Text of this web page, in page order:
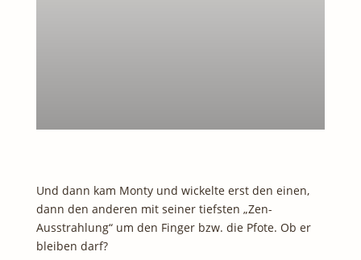
Und dann kam Monty und wickelte erst den einen,
dann den anderen mit seiner tiefsten „Zen-
Ausstrahlung“ um den Finger bzw. die Pfote. Ob er
bleiben darf?